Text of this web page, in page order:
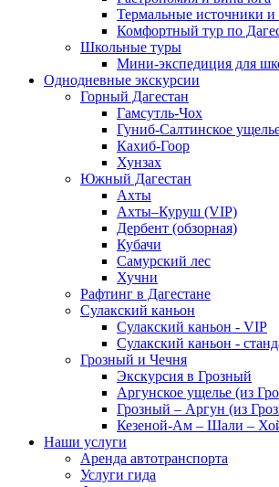
Термальные источники
Комфортный тур по
Школьные туры
Мини-экспедиция для
Однодневные экскурсии
Горный Дагестан
Гамсутль-Чох
Гуниб-Салтинское
Кахиб-Гоор
Хунзах
Южный Дагестан
Ахты
Ахты–Куруш (VIP)
Дербент (обзорная)
Кубачи
Самурский лес
Хучни
Рафтинг в Дагестане
Сулакский каньон
Сулакский каньон - VIP
Сулакский каньон -
Грозный и Чечня
Экскурсия в Грозный
Аргунское ущелье (из
Грозный – Аргун (из
Кезеной-Ам – Шали –
Наши услуги
Аренда автотранспорта
Услуги гида